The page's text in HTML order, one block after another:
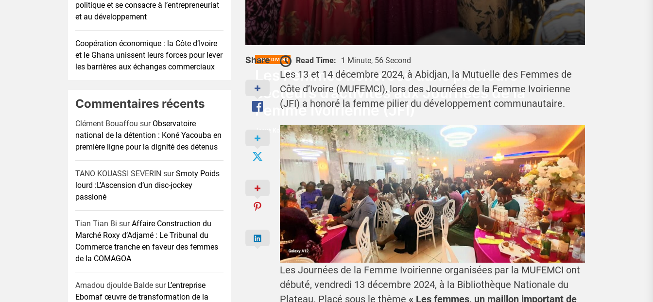
FAITS DIVERS
Les Femmes honorées dans plusieurs
secteurs d’activités aux Journées de la
Femme Ivoirienne (JFI)
Josué Koffi 16 Décembre 2024
Share Read Time: 1 Minute, 56 Second
Les 13 et 14 décembre 2024, à Abidjan, la Mutuelle des Femmes de
Côte d’Ivoire (MUFEMCI), lors des Journées de la Femme Ivoirienne
(JFI) a honoré la femme pilier du développement communautaire.
Les Journées de la Femme Ivoirienne organisées par la MUFEMCI ont
débuté, vendredi 13 décembre 2024, à la Bibliothèque Nationale du
Plateau. Placé sous le thème « Les femmes, un maillon important de
politique et se consacre à l’entrepreneuriat
et au développement
Coopération économique : la Côte d’Ivoire
et le Ghana unissent leurs forces pour lever
les barrières aux échanges commerciaux
Commentaires récents
Clément Bouaffou sur Observatoire
national de la détention : Koné Yacouba en
première ligne pour la dignité des détenus
TANO KOUASSI SEVERIN surSmoty Poids
lourd :L’Ascension d’un disc-jockey
passioné
Tian Tian Bi surAffaire Construction du
Marché Roxy d’Adjamé : Le Tribunal du
Commerce tranche en faveur des femmes
de la COMAGOA
Amadou djoulde Balde sur L’entreprise
Ebomaf œuvre de transformation de la